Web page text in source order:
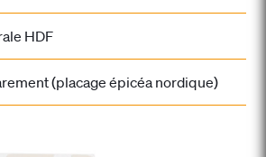
HDF
(placage épicéa nordique)